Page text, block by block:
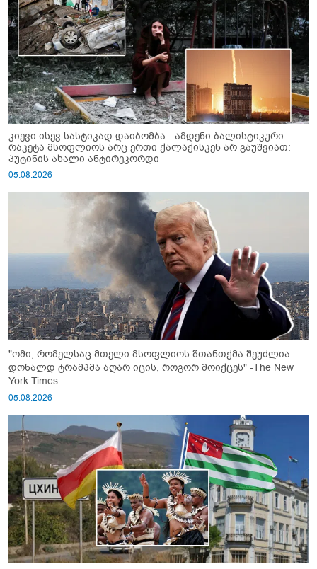
კიევი ისევ სასტიკად დაიბომბა - ამდენი ბალისტიკური
რაკეტა მსოფლიოს არც ერთი ქალაქისკენ არ გაუშვიათ:
პუტინის ახალი ანტირეკორდი
05.08.2026
"ომი, რომელსაც მთელი მსოფლიოს შთანთქმა შეუძლია:
დონალდ ტრამპმა აღარ იცის, როგორ მოიქცეს" -The New
York Times
05.08.2026